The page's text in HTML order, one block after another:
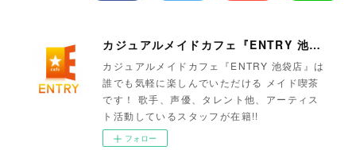
カジュアルメイドカフェ『ENTRY 池袋店』
カジュアルメイドカフェ『ENTRY 池袋店』は
誰でも気軽に楽しんでいただける メイド喫茶
です！ 歌手、声優、タレント他、アーティス
ト活動しているスタッフが在籍!!
フォロー